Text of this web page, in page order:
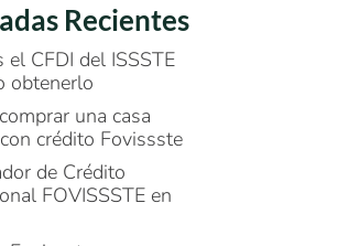
Recientes
el CFDI del ISSSTE
obtenerlo
una casa
crédito Fovissste
de Crédito
FOVISSSTE en